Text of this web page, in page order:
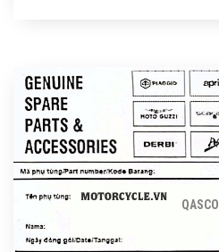
QASCO